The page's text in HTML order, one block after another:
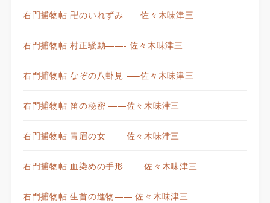
右門捕物帖 卍のいれずみ—– 佐々木味津三
右門捕物帖 村正騒動——- 佐々木味津三
右門捕物帖 なぞの八卦見 —–佐々木味津三
右門捕物帖 笛の秘密 ——佐々木味津三
右門捕物帖 青眉の女 ——佐々木味津三
右門捕物帖 血染めの手形—— 佐々木味津三
右門捕物帖 生首の進物—— 佐々木味津三